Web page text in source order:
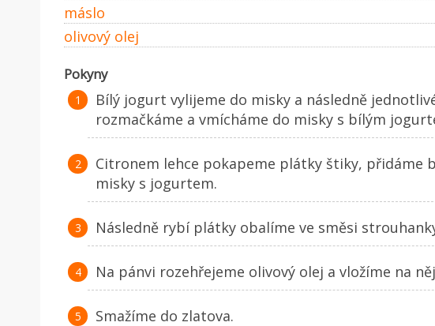
máslo
olivový olej
Pokyny
Bílý jogurt vylijeme do misky a následně
rozmačkáme a vmícháme do misky s bílým
Citronem lehce pokapeme plátky štiky, přidáme
misky s jogurtem.
Následně rybí plátky obalíme ve směsi
Na pánvi rozehřejeme olivový olej a vložíme na
Smažíme do zlatova.